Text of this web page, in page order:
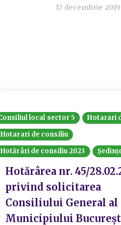
17 decembrie 2019
local sector 5
Hotarari
Hotarari de consiliu
Hotărâri de consiliu 2023
Hotărârea nr. 45/
privind solicitarea
Consiliului General al
Municipiului